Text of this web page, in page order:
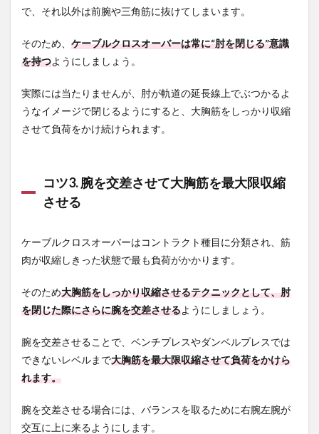
で、それ以外は前腕や三角筋に抜けてしまいます。
そのため、 ケーブルクロスオーバーは常に“肘を閉じる”意識
を持つようにしましょう。
実際には当たりませんが、肘が軌道の延長線上でぶつかるよ
うなイメージで閉じるようにすると、大胸筋をしっかり収縮
させて負荷をかけ続けられます。
コツ3. 腕を交差させて大胸筋を最大限収縮
させる
ケーブルクロスオーバーはコントラクト種目に分類され、筋
肉が収縮しきった状態で最も負荷がかかります。
そのため大胸筋をしっかり収縮させるテクニックとして、肘
を閉じた際にさらに腕を交差させるようにしましょう。
腕を交差させることで、ベンチプレスやダンベルプレスでは
できないレベルまで大胸筋を最大限収縮させて負荷をかけら
れます。
腕を交差させる場合には、バランスを取るために右腕左腕が
交互に上に来るようにします。